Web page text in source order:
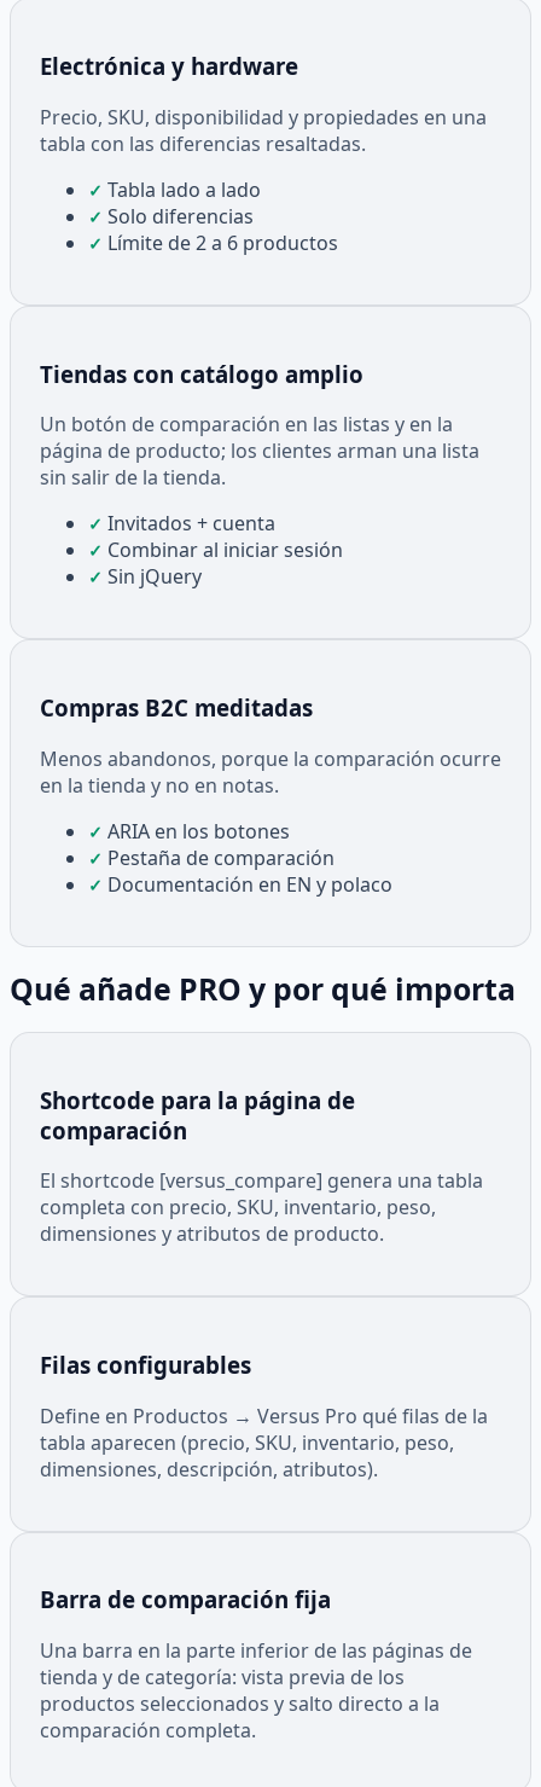
Electrónica y hardware
Precio, SKU, disponibilidad y propiedades en una
tabla con las diferencias resaltadas.
✓ Tabla lado a lado
✓ Solo diferencias
✓ Límite de 2 a 6 productos
Tiendas con catálogo amplio
Un botón de comparación en las listas y en la
página de producto; los clientes arman una lista
sin salir de la tienda.
✓ Invitados + cuenta
✓ Combinar al iniciar sesión
✓ Sin jQuery
Compras B2C meditadas
Menos abandonos, porque la comparación ocurre
en la tienda y no en notas.
✓ ARIA en los botones
✓ Pestaña de comparación
✓ Documentación en EN y polaco
Qué añade PRO y por qué importa
Shortcode para la página de
comparación
El shortcode [versus_compare] genera una tabla
completa con precio, SKU, inventario, peso,
dimensiones y atributos de producto.
Filas configurables
Define en Productos → Versus Pro qué filas de la
tabla aparecen (precio, SKU, inventario, peso,
dimensiones, descripción, atributos).
Barra de comparación fija
Una barra en la parte inferior de las páginas de
tienda y de categoría: vista previa de los
productos seleccionados y salto directo a la
comparación completa.